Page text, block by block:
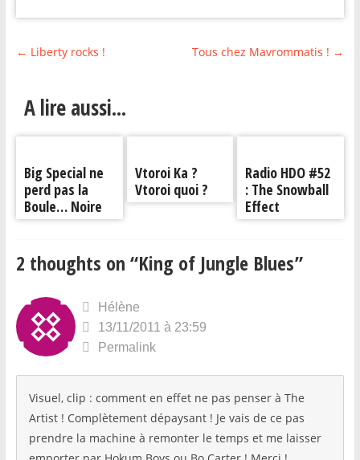
← Liberty rocks ! Tous chez Mavrommatis ! →
A lire aussi...
Big Special ne
perd pas la
Boule… Noire
Vtoroi Ka ?
Vtoroi quoi ?
Radio HDO #52
: The Snowball
Effect
2 thoughts on “King of Jungle Blues”
Hélène
13/11/2011 à 23:59
Permalink
Visuel, clip : comment en effet ne pas penser à The
Artist ! Complètement dépaysant ! Je vais de ce pas
prendre la machine à remonter le temps et me laisser